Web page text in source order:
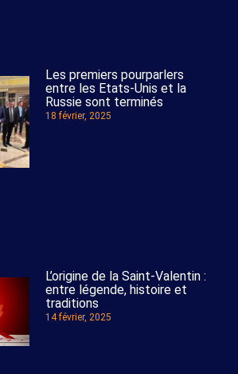
Les premiers pourparlers
entre les Etats-Unis et la
Russie sont terminés
18 février, 2025
L’origine de la Saint-Valentin :
entre légende, histoire et
traditions
14 février, 2025